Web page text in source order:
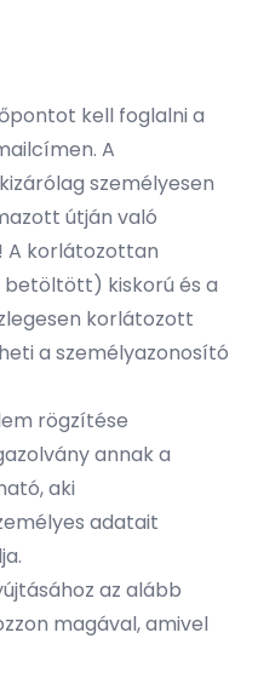
kell foglalni a
A
személyesen
útján való
A korlátozottan
betöltött) kiskorú és a
korlátozott
a személyazonosító
rögzítése
annak a
aki
adatait
az alább
magával, amivel